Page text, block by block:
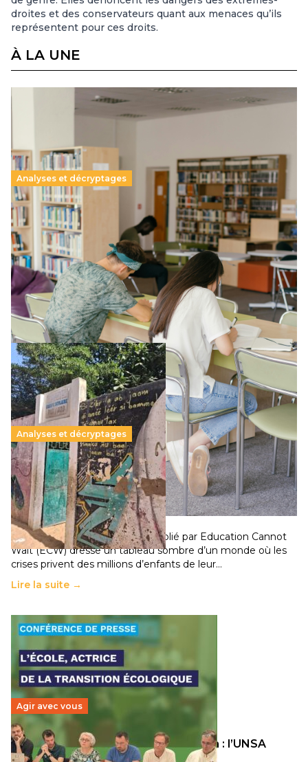
droites et des conservateurs quant aux menaces qu’ils
représentent pour ces droits.
À LA UNE
Analyses et décryptages
Supérieur privé : une dérive qui met à mal la
promesse républicaine
11 juillet 2026-
Le projet de loi sur la régulation de l’enseignement
supérieur privé met en lumière l’amplification d’un système
qui relègue l’acte pédagogique au superfétatoire, voire à…
Lire la suite →
Analyses et décryptages
258 millions d’enfants victimes de la guerre, des
chocs climatiques et des déplacements de
population
11 juillet 2026- National
Un nouveau rapport mondial publié par Education Cannot
Wait (ECW) dresse un tableau sombre d’un monde où les
crises privent des millions d’enfants de leur…
Lire la suite →
Agir avec vous
Transition écologique de l’éducation : l’UNSA